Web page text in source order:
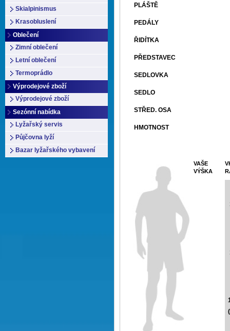
Skialpinismus
Krasobluslení
Oblečení
Zimní oblečení
Letní oblečení
Termoprádlo
Výprodejové zboží
Výprodejové zboží
Sezónní nabídka
Lyžařský servis
Půjčovna lyží
Bazar lyžařského vybavení
PLÁŠTĚ
PEDÁLY
ŘIDÍTKA
PŘEDSTAVEC
SEDLOVKA
SEDLO
STŘED. OSA
HMOTNOST
VAŠE
VÝŠKA